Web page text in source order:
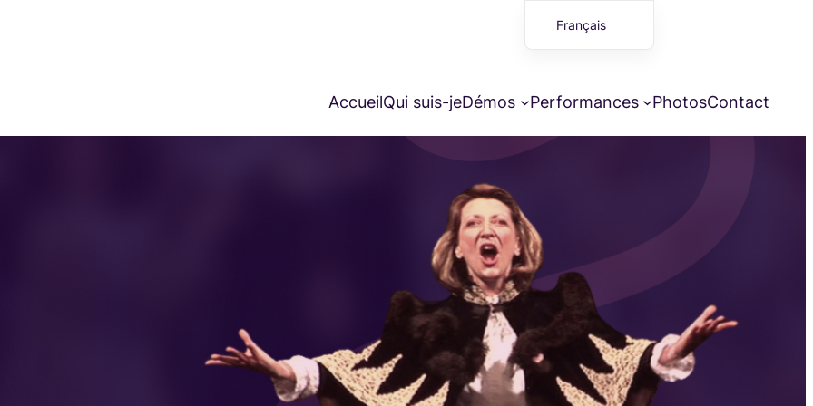
AccueilQui suis-jeDémos Performances PhotosContact
Français